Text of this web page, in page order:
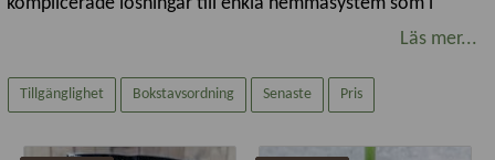
Friska växter i hydrokultur
Läs mer...
Tillgänglighet Bokstavsordning Senaste Pris